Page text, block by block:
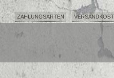
ZAHLUNGSARTEN
Sonderanfertigungen
Sonderanfertigungen